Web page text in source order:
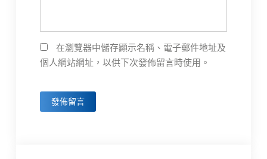
在瀏覽器中儲存顯示名稱、電子郵件地址及
個人網站網址，以供下次發佈留言時使用。